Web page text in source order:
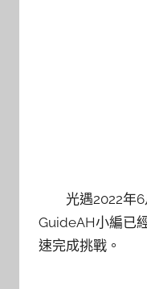
光遇2022年
GuideAH小編已
速完成挑戰。